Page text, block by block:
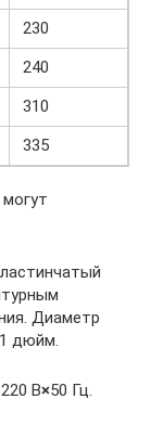
230
240
310
335
Диаметр
дюйм.
В×50 Гц.